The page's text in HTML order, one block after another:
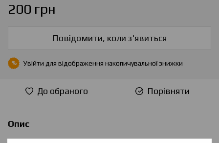
200 грн
Повідомити, коли з'явиться
% Увійти для відображення накопичувальної знижки
До обраного Порівняти
Опис